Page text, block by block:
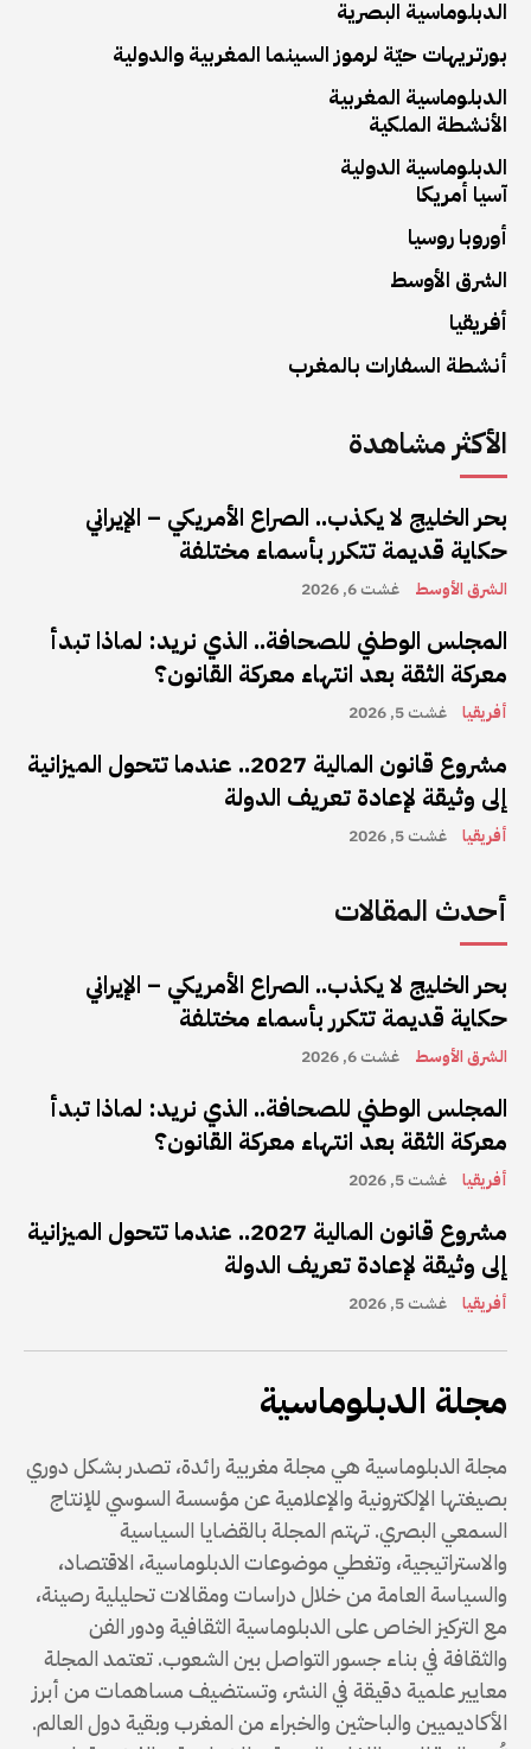
الدبلوماسية البصرية
بورتريهات حيّة لرموز السينما المغربية والدولية
الدبلوماسية المغربية
الأنشطة الملكية
الدبلوماسية الدولية
آسيا أمريكا
أوروبا روسيا
الشرق الأوسط
أفريقيا
أنشطة السفارات بالمغرب
الأكثر مشاهدة
بحر الخليج لا يكذب.. الصراع الأمريكي – الإيراني
حكاية قديمة تتكرر بأسماء مختلفة
الشرق الأوسط غشت 6, 2026
المجلس الوطني للصحافة.. الذي نريد: لماذا تبدأ
معركة الثقة بعد انتهاء معركة القانون؟
أفريقيا غشت 5, 2026
مشروع قانون المالية 2027.. عندما تتحول الميزانية
إلى وثيقة لإعادة تعريف الدولة
أفريقيا غشت 5, 2026
أحدث المقالات
بحر الخليج لا يكذب.. الصراع الأمريكي – الإيراني
حكاية قديمة تتكرر بأسماء مختلفة
الشرق الأوسط غشت 6, 2026
المجلس الوطني للصحافة.. الذي نريد: لماذا تبدأ
معركة الثقة بعد انتهاء معركة القانون؟
أفريقيا غشت 5, 2026
مشروع قانون المالية 2027.. عندما تتحول الميزانية
إلى وثيقة لإعادة تعريف الدولة
أفريقيا غشت 5, 2026
مجلة الدبلوماسية
مجلة الدبلوماسية هي مجلة مغربية رائدة، تصدر بشكل دوري
بصيغتها الإلكترونية والإعلامية عن مؤسسة السوسي للإنتاج
السمعي البصري. تهتم المجلة بالقضايا السياسية
والاستراتيجية، وتغطي موضوعات الدبلوماسية، الاقتصاد،
والسياسة العامة من خلال دراسات ومقالات تحليلية رصينة،
مع التركيز الخاص على الدبلوماسية الثقافية ودور الفن
والثقافة في بناء جسور التواصل بين الشعوب. تعتمد المجلة
معايير علمية دقيقة في النشر، وتستضيف مساهمات من أبرز
الأكاديميين والباحثين والخبراء من المغرب وبقية دول العالم.